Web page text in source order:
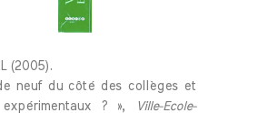
(2005).
neuf du côté des collèges et
expérimentaux ? »,
Ville-Ecole-